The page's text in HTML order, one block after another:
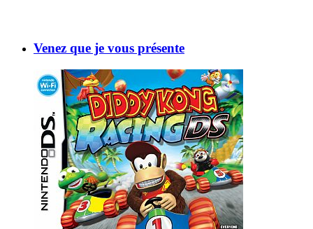
Venez que je vous présente